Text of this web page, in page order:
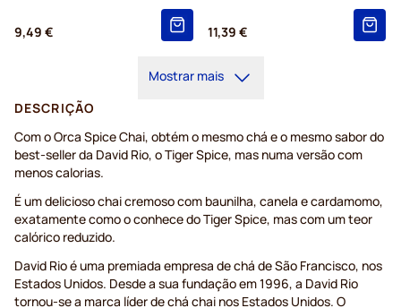
9,49 € 11,39 €
Mostrar mais
DESCRIÇÃO
Com o Orca Spice Chai, obtém o mesmo chá e o mesmo sabor do
best-seller da David Rio, o Tiger Spice, mas numa versão com
menos calorias.
É um delicioso chai cremoso com baunilha, canela e cardamomo,
exatamente como o conhece do Tiger Spice, mas com um teor
calórico reduzido.
David Rio é uma premiada empresa de chá de São Francisco, nos
Estados Unidos. Desde a sua fundação em 1996, a David Rio
tornou-se a marca líder de chá chai nos Estados Unidos. O